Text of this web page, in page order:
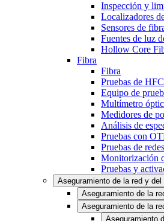
Inspección y
Localizadores
Sensores de
Fuentes de luz
Hollow Core
Fibra
Fibra
Pruebas de HFC
Equipo de
Multímetro
Medidores de
Análisis de
Pruebas con
Pruebas de
Monitorización
Pruebas y
Aseguramiento de la red y
Aseguramiento de la
Aseguramiento de la
Aseguramiento